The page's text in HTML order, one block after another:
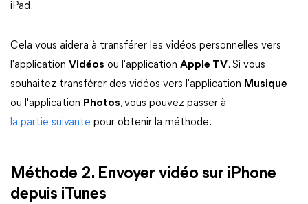
iPad.
Cela vous aidera à transférer les vidéos personnelles vers
l'application Vidéos ou l'application Apple TV. Si vous
souhaitez transférer des vidéos vers l'application Musique
ou l'application Photos, vous pouvez passer à
la partie suivante pour obtenir la méthode.
Méthode 2. Envoyer vidéo sur iPhone
depuis iTunes